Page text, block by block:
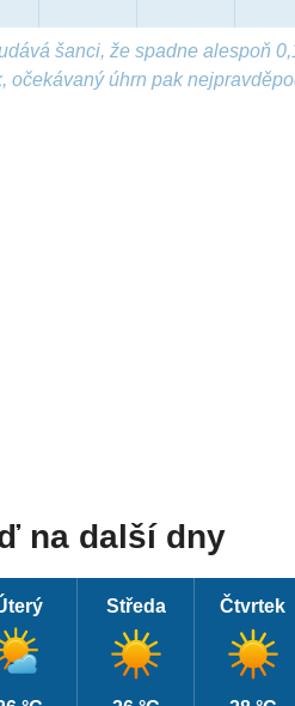
šanci, že spadne alespoň
očekávaný úhrn pak
na další dny
Středa Čtvrtek